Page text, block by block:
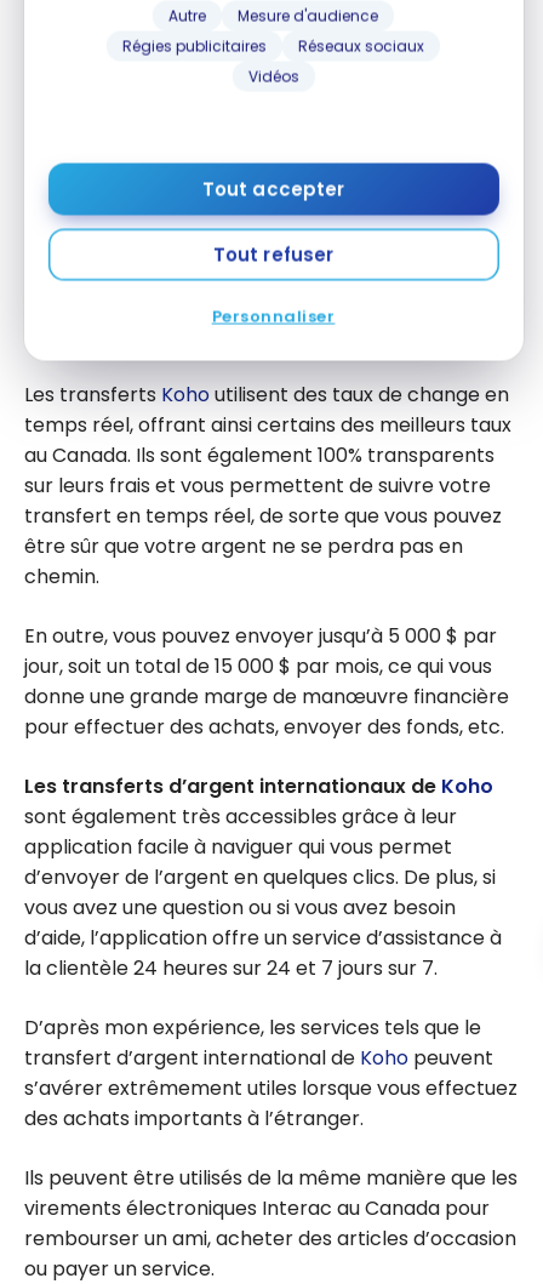
Autre
Mesure d'audience
Régies publicitaires
Réseaux sociaux
Vidéos
Tout accepter
Tout refuser
Personnaliser
Avantages du service de transfert
international d’argent de Koho
Utiliserle transfert d’argent international de Koho
est rapide, fiable et peut vous faire économiser de
Les transferts Kohoutilisent des taux de change en
temps réel, offrant ainsi certains des meilleurs taux
au Canada. Ils sont également 100% transparents
sur leurs frais et vous permettent de suivre votre
transfert en temps réel, de sorte que vous pouvez
être sûr que votre argent ne se perdra pas en
chemin.
En outre, vous pouvez envoyer jusqu’à 5 000 $ par
jour, soit un total de 15 000 $ par mois, ce qui vous
donne une grande marge de manœuvre financière
pour effectuer des achats, envoyer des fonds, etc.
Les transferts d’argent internationaux de Koho
sont également très accessibles grâce à leur
application facile à naviguer qui vous permet
d’envoyer de l’argent en quelques clics. De plus, si
vous avez une question ou si vous avez besoin
d’aide, l’application offre un service d’assistance à
la clientèle 24 heures sur 24 et 7 jours sur 7.
D’après mon expérience, les services tels que le
transfert d’argent international de Koho peuvent
s’avérer extrêmement utiles lorsque vous effectuez
des achats importants à l’étranger.
Ils peuvent être utilisés de la même manière que les
virements électroniques Interac au Canada pour
rembourser un ami, acheter des articles d’occasion
ou payer un service.